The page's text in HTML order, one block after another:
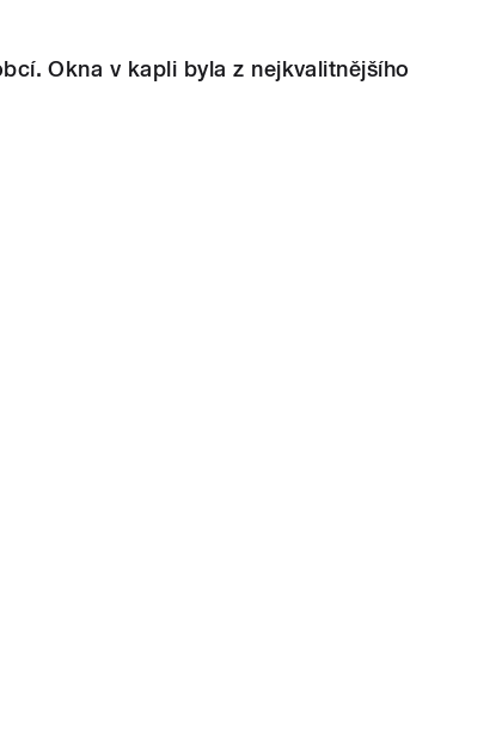
Okna v kapli byla z nejkvalitnějšího